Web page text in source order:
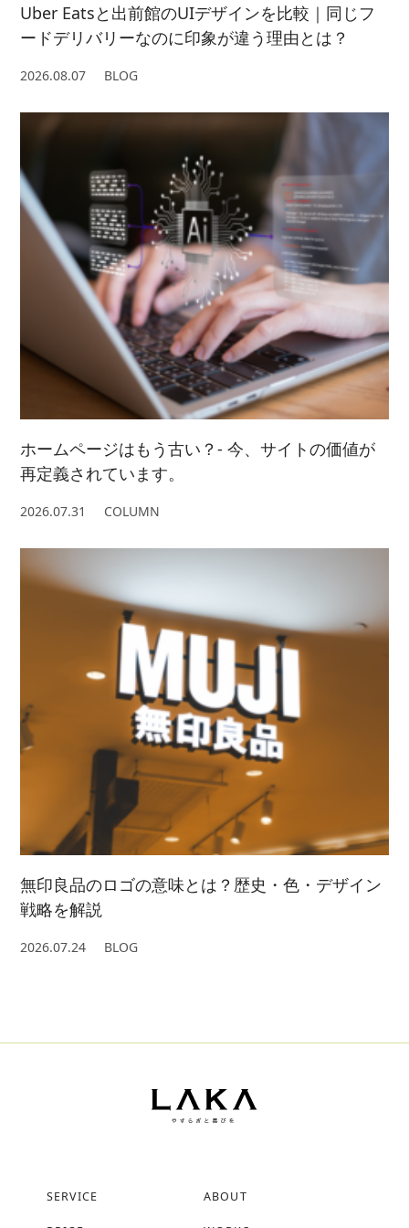
Uber Eatsと出前館のUIデザインを比較｜同じフ
ードデリバリーなのに印象が違う理由とは？
2026.08.07 BLOG
ホームページはもう古い？- 今、サイトの価値が
再定義されています。
2026.07.31 COLUMN
無印良品のロゴの意味とは？歴史・色・デザイン
戦略を解説
2026.07.24 BLOG
SERVICE ABOUT